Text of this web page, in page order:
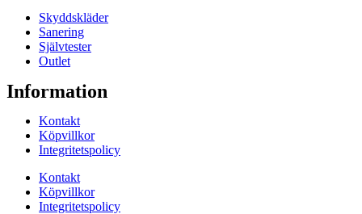
Skyddskläder
Sanering
Självtester
Outlet
Information
Kontakt
Köpvillkor
Integritetspolicy
Kontakt
Köpvillkor
Integritetspolicy